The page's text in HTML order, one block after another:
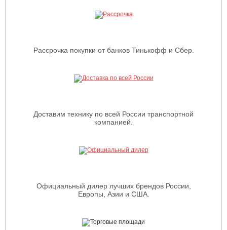
Рассрочка покупки от банков Тинькофф и Сбер.
Доставим технику по всей России транспортной
компанией.
Официальный дилер лучших брендов России,
Европы, Азии и США.